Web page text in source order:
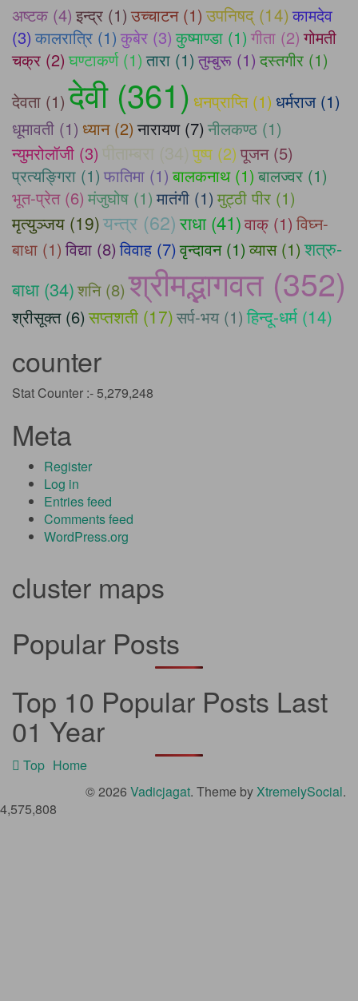
अष्टक (4) इन्द्र (1) उच्चाटन (1) उपनिषद् (14)कामदेव
(3) कालरात्रि (1) कुबेर (3) कुष्माण्डा (1) गीता (2) गोमती
चक्र (2) घण्टाकर्ण (1) तारा (1) तुम्बुरू (1) दस्तगीर (1)
देवता (1) देवी (361) धनप्राप्ति (1) धर्मराज (1)
धूमावती (1) ध्यान (2) नारायण (7)नीलकण्ठ (1)
न्युमरोलॉजी (3) पीताम्बरा (34) पुष्प (2) पूजन (5)
प्रत्यङ्गिरा (1) फातिमा (1) बालकनाथ (1) बालज्वर (1)
भूत-प्रेत (6) मंजुघोष (1) मातंगी (1) मुट्ठी पीर (1)
मृत्युञ्जय (19)यन्त्र (62)राधा (41)वाक् (1) विघ्न-
बाधा (1) विद्या (8)विवाह (7)वृन्दावन (1) व्यास (1) शत्रु-
बाधा (34)शनि (8) श्रीमद्भागवत (352)
श्रीसूक्त (6)सप्तशती (17)सर्प-भय (1) हिन्दू-धर्म (14)
counter
Stat Counter :-5,279,248
Meta
Register
Log in
Entries feed
Comments feed
WordPress.org
cluster maps
Popular Posts
Top 10 Popular Posts Last
01 Year
Footer
Menu
Top Home
© 2026 Vadicjagat. Theme byXtremelySocial.
4,575,808